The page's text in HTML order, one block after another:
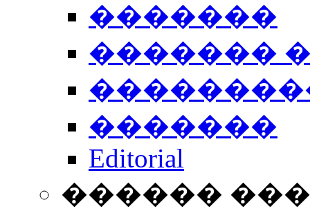
�������
�������
�������
Editorial
������